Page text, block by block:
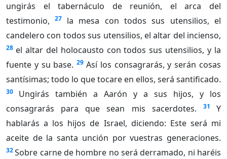
ungirás el tabernáculo de reunión, el arca del
testimonio,
27
la mesa con todos sus utensilios, el
candelero con todos sus utensilios, el altar del incienso,
28 el altar del holocausto con todos sus utensilios, y la
fuente y su base. 29 Así los consagrarás, y serán cosas
santísimas; todo lo que tocare en ellos, será santificado.
30
Ungirás también a Aarón y a sus hijos, y los
consagrarás para que sean mis sacerdotes.
31
Y
hablarás a los hijos de Israel, diciendo: Este será mi
aceite de la santa unción por vuestras generaciones.
32Sobre carne de hombre no será derramado, ni haréis